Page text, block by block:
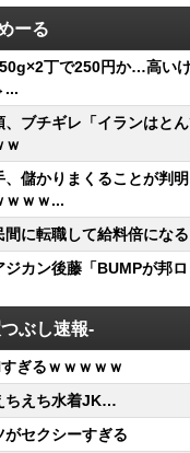
ーる
丁で250円か…高い
、ブチギレ「イランはと
ｗ
、儲かりまくることが判
ｗｗｗ...
間に転職して給料倍にな
ジカン後藤「BUMPが邦
ぶし速報-
ぎるｗｗｗｗｗ
ちえち水着JK…
がセクシーすぎる